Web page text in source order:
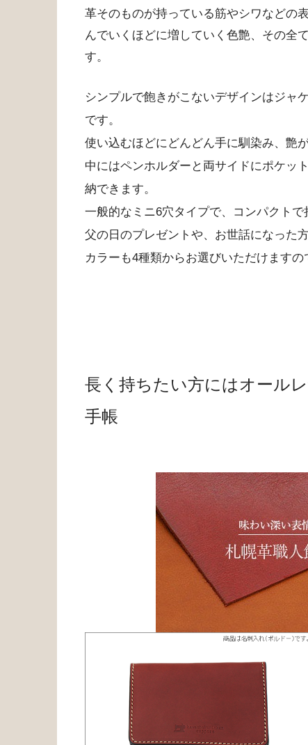
革そのものが持っている筋やシワなどの
んでいくほどに増していく色艶、その全
す。
シンプルで飽きがこないデザインはジャ
です。
使い込むほどにどんどん手に馴染み、艶
中にはペンホルダーと両サイドにポケッ
納できます。
一般的なミニ6穴タイプで、コンパクトで
父の日のプレゼントや、お世話になった
カラーも4種類からお選びいただけます
長く持ちたい方にはオール
手帳